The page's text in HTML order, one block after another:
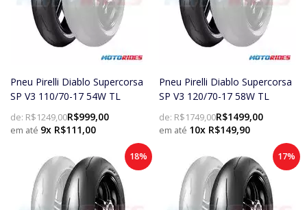
Pneu Pirelli Diablo Supercorsa
SP V3 110/70-17 54W TL
de: R$1249,00R$999,00
9x R$111,00
Pneu Pirelli Diablo Supercorsa
SP V3 120/70-17 58W TL
de: R$1749,00R$1499,00
10x R$149,90
18% 17%